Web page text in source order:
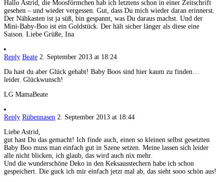
Hallo Astrid, die Moosförmchen hab ich letztens schon in einer Zeitschrift
gesehen – und wieder vergessen. Gut, dass Du mich wieder daran erinnerst.
Der Nähkasten ist ja süß, bin gespannt, was Du daraus machst. Und der
Mini-Baby-Boo ist ein Goldstück. Der hält sicher länger als diese eine
Saison. Liebe Grüße, Ina
Reply Beate 2. September 2013 at 18:24
Da hast du aber Glück gehabt! Baby Boos sind hier kaum zu finden…
leider. Glückwunsch!
LG MamaBeate
Reply Rübennasen 2. September 2013 at 18:44
Liebe Astrid,
gut hast Du das gemacht! Ich finde auch, einen so kleinen selbst gesetzten
Baby Boo muss man einfach gut in Szene setzen. Meine lassen sich leider
alle nicht blicken, ich glaub, das wird auch nix mehr.
Und die wunderschöne Deko in den Keksausstechern habe ich schon
gespeichert. Die guck ich mir einfach jetzt mal ab, das sieht sooo schön aus!